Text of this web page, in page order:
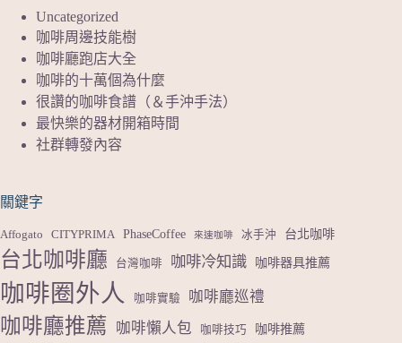
Uncategorized
咖啡周邊技能樹
咖啡廳跑店大全
咖啡的十萬個為什麼
很讚的咖啡食譜（＆手沖手法）
最快樂的器材開箱時間
社群轉發內容
關鍵字
Affogato CITYPRIMA PhaseCoffee 來速咖啡 冰手沖 台北咖啡
台北咖啡廳 台灣咖啡 咖啡冷知識 咖啡器具推薦
咖啡圈外人 咖啡實驗 咖啡廳巡禮
咖啡廳推薦 咖啡懶人包 咖啡技巧 咖啡推薦